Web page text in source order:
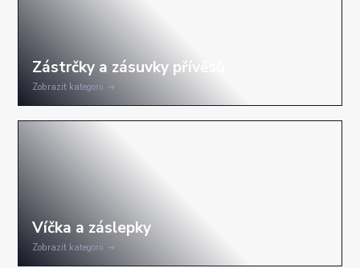
Zobrazit kategorii
Zobrazit kategorii